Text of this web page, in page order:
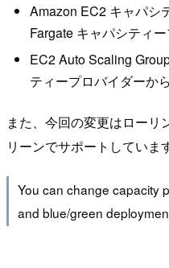
Amazon EC2 キャパシ
Fargate キャパシティ
EC2 Auto Scaling
ティープロバイダーか
また、今回の変更はロー
リーンでサポートしています
You can change capacity
and blue/green